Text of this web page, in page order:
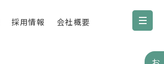
採用情報 会社概要